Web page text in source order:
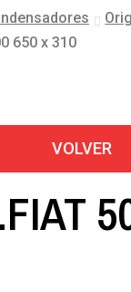
650 x 310
VOLVER